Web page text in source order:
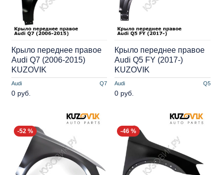
Audi Q7
Крыло переднее правое
Audi Q7 (2006-2015)
KUZOVIK
0 руб.
Audi Q5
Крыло переднее правое
Audi Q5 FY (2017-)
KUZOVIK
0 руб.
-52 % -46 %